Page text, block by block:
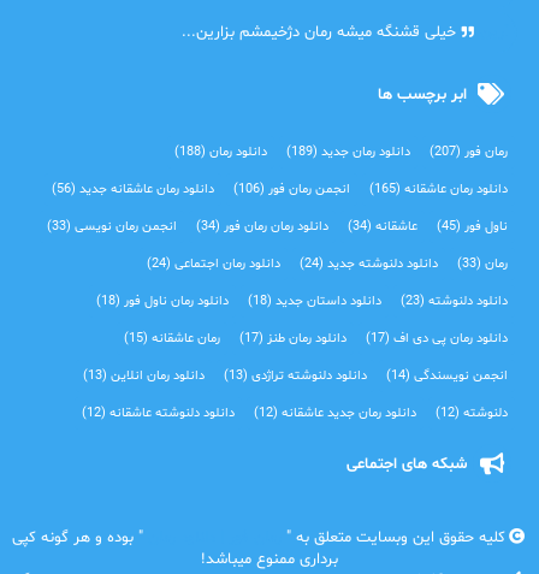
خیلی قشنگه میشه رمان دژخیمشم بزارین...
ابر برچسب ها
رمان فور(207) دانلود رمان جدید(189) دانلود رمان(188)
دانلود رمان عاشقانه(165) انجمن رمان فور(106) دانلود رمان عاشقانه جدید(56)
ناول فور(45) عاشقانه(34) دانلود رمان رمان فور(34) انجمن رمان نویسی(33)
رمان(33) دانلود دلنوشته جدید(24) دانلود رمان اجتماعی‌(24)
دانلود دلنوشته(23) دانلود داستان جدید(18) دانلود رمان ناول فور(18)
دانلود رمان پی دی اف(17) دانلود رمان طنز(17) رمان عاشقانه(15)
انجمن نویسندگی(14) دانلود دلنوشته تراژدی‌(13) دانلود رمان انلاین(13)
دلنوشته(12) دانلود رمان جدید عاشقانه(12) دانلود دلنوشته عاشقانه(12)
شبکه های اجتماعی
کلیه حقوق این وبسایت متعلق به "
" بوده و هر گونه کپی
برداری ممنوع میباشد!